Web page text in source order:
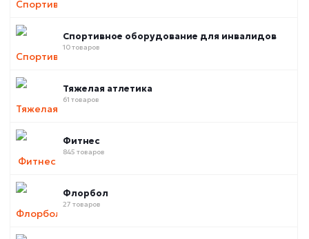
Спортивное оборудование для инвалидов
10 товаров
Тяжелая атлетика
61 товаров
Фитнес
845 товаров
Флорбол
27 товаров